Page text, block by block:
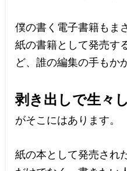
僕の書く電子書籍もま
紙の書籍として発売す
ど、誰の編集の手もか
剥き出しで生々
がそこにはあります。
紙の本として発売され